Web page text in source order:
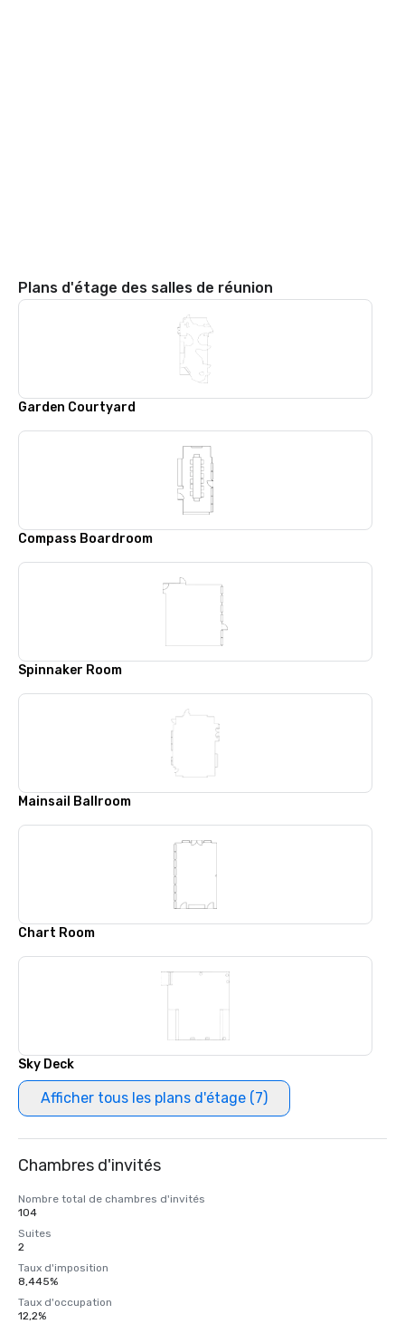
Plans d'étage des salles de réunion
Garden Courtyard
Compass Boardroom
Spinnaker Room
Mainsail Ballroom
Chart Room
Sky Deck
Afficher tous les plans d'étage (7)
Chambres d'invités
Nombre total de chambres d'invités
104
Suites
2
Taux d'imposition
8,445%
Taux d'occupation
12,2%